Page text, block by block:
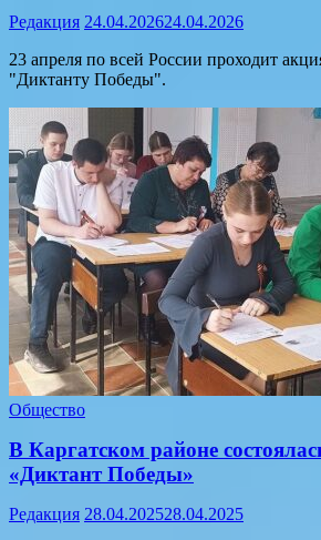
Редакция 24.04.202624.04.2026
23 апреля по всей России проходит
"Диктанту Победы".
Общество
В Каргатском районе
«Диктант Победы»
Редакция 28.04.202528.04.2025